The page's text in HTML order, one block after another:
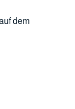
dem